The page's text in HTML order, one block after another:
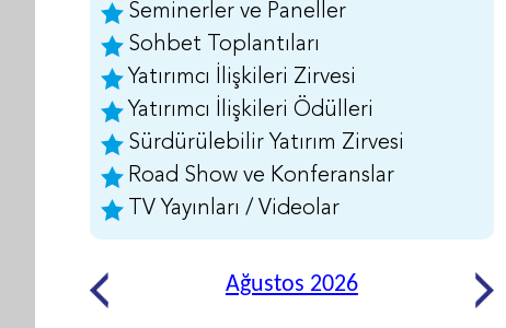
Seminerler ve Paneller
Sohbet Toplantıları
Yatırımcı İlişkileri Zirvesi
Yatırımcı İlişkileri Ödülleri
Sürdürülebilir Yatırım Zirvesi
Road Show ve Konferanslar
TV Yayınları / Videolar
Ağustos 2026